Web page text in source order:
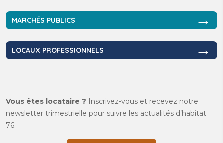
MARCHÉS PUBLICS →
LOCAUX PROFESSIONNELS →
Vous êtes locataire ? Inscrivez-vous et recevez notre
newsletter trimestrielle pour suivre les actualités d’habitat
76.